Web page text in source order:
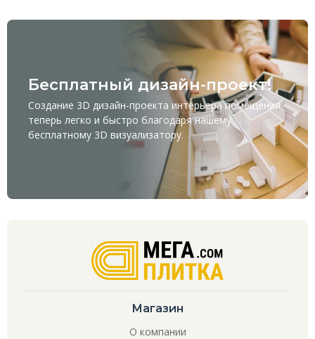
Бесплатный дизайн-проект!
Создание 3D дизайн-проекта интерьера помещения
теперь легко и быстро благодаря нашему
бесплатному 3D визуализатору.
Магазин
О компании